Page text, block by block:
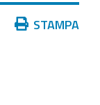
STAMPA